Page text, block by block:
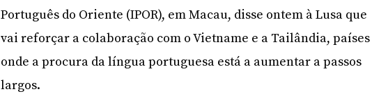
Português do Oriente (IPOR), em Macau, disse ontem à Lusa que
vai reforçar a colaboração com o Vietname e a Tailândia, países
onde a procura da língua portuguesa está a aumentar a passos
largos.